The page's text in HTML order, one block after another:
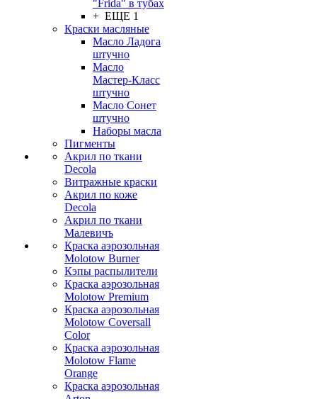
"Frida" в тубах
+ ЕЩЕ 1
Краски масляные
Масло Ладога
штучно
Масло
Мастер-Класс
штучно
Масло Сонет
штучно
Наборы масла
Пигменты
Акрил по ткани
Decola
Витражные краски
Акрил по коже
Decola
Акрил по ткани
Малевичъ
Краска аэрозольная
Molotow Burner
Кэпы распылители
Краска аэрозольная
Molotow Premium
Краска аэрозольная
Molotow Coversall
Color
Краска аэрозольная
Molotow Flame
Orange
Краска аэрозольная